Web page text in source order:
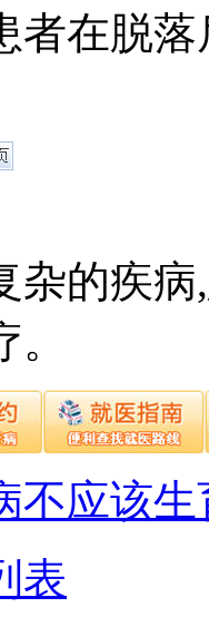
者在脱
杂的疾
不应该生
表